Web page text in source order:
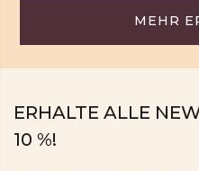
MEHR
ERHALTE ALLE
10 %!